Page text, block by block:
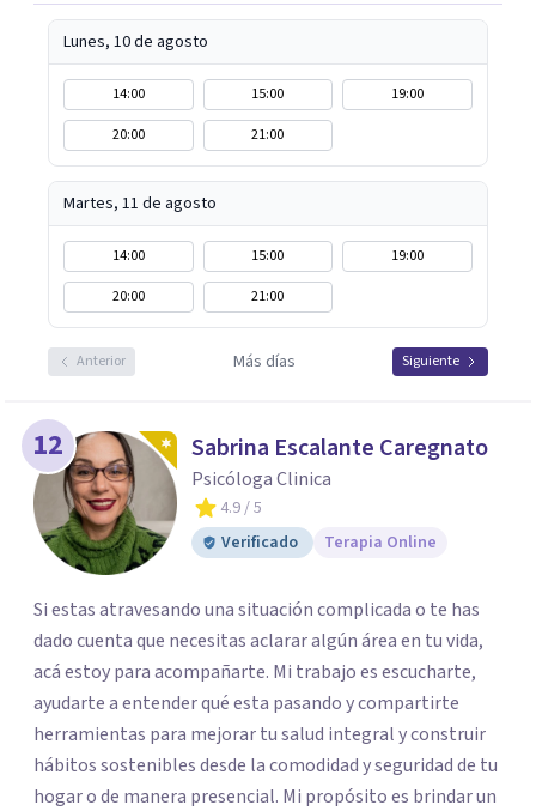
Lunes, 10 de agosto
14:00 15:00
19:00
20:00
21:00
Martes, 11 de agosto
14:00 15:00
19:00
20:00
21:00
Anterior Más días Siguiente
12 Sabrina Escalante Caregnato
Psicóloga Clinica
4.9/ 5
Verificado
Terapia Online
Si estas atravesando una situación complicada o te has
dado cuenta que necesitas aclarar algún área en tu vida,
acá estoy para acompañarte. Mi trabajo es escucharte,
ayudarte a entender qué esta pasando y compartirte
herramientas para mejorar tu salud integral y construir
hábitos sostenibles desde la comodidad y seguridad de tu
hogar o de manera presencial. Mi propósito es brindar un